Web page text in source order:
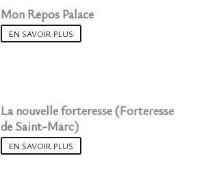
Mon Repos Palace
EN SAVOIR PLUS
La nouvelle forteresse (Forteresse
de Saint-Marc)
EN SAVOIR PLUS